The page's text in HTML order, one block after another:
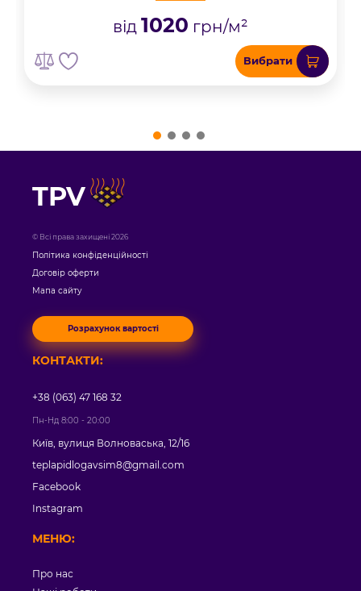
від 1020 грн/м²
Вибрати
TPV
© Всі права захищені 2026
Політика конфіденційності
Договір оферти
Мапа сайту
Розрахунок вартості
МЕНЮ:
Про нас
КОНТАКТИ:
+38 (063) 47 168 32
Пн-Нд 8:00 - 20:00
Київ, вулиця Волноваська, 12/16
teplapidlogavsim8@gmail.com
Facebook
Instagram